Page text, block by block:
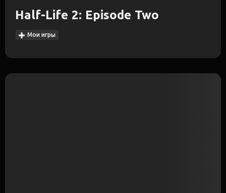
Half-Life 2: Episode Two
Мои игры